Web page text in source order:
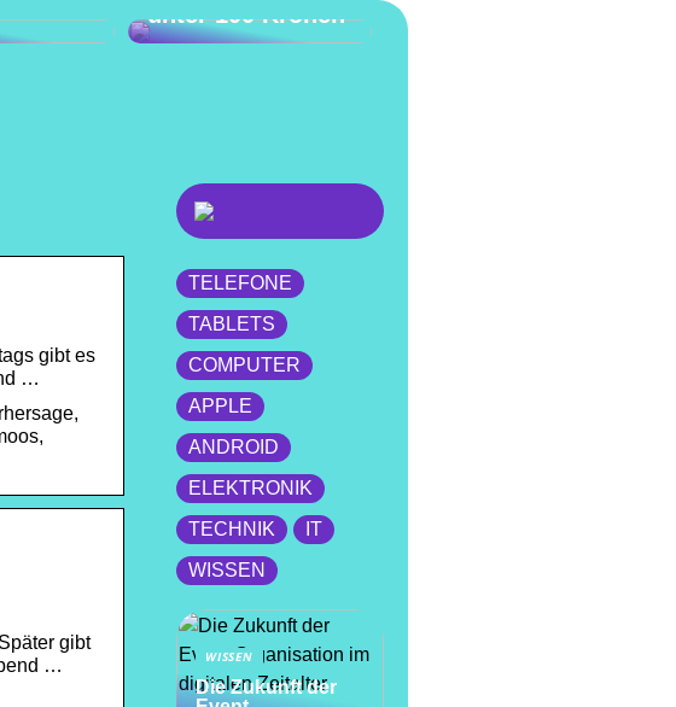
unter 100 Kronen
gibt es
…
gibt
…
TELEFONE
TABLETS
COMPUTER
APPLE
ANDROID
ELEKTRONIK
TECHNIK
IT
WISSEN
WISSEN
Die Zukunft der